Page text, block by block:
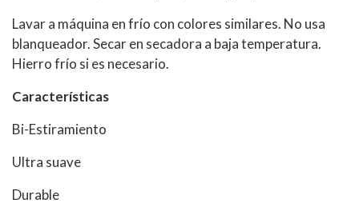
Lavar a máquina en frío con colores similares. No usa
blanqueador. Secar en secadora a baja temperatura.
Hierro frío si es necesario.
Características
Bi-Estiramiento
Ultra suave
Durable